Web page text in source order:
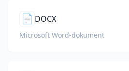
📄 DOCX
Microsoft Word-dokument